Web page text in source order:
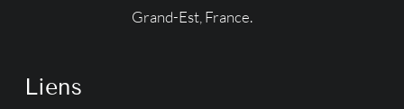
Grand-Est, France.
Liens